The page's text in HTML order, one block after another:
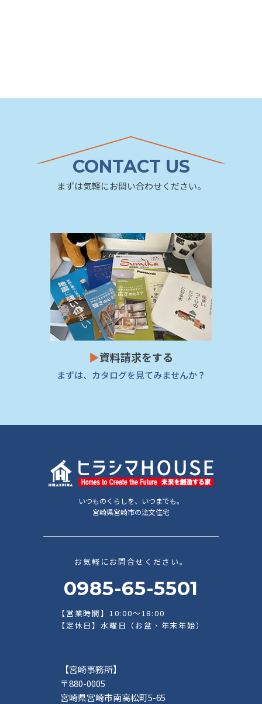
CONTACT US
まずは気軽にお問い合わせください。
▶資料請求をする
まずは、カタログを見てみませんか？
いつものくらしを、いつまでも。
宮崎県宮崎市の注文住宅
お気軽にお問合せください。
0985-65-5501
【営業時間】10:00～18:00
【定休日】水曜日（お盆・年末年始）
【宮崎事務所】
〒880-0005
宮崎県宮崎市南高松町5-65